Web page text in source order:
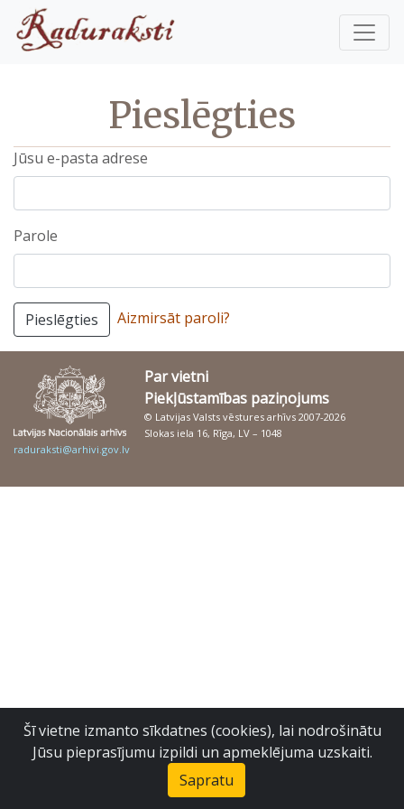
Pieslēgties
Jūsu e-pasta adrese
Parole
Pieslēgties Aizmirsāt paroli?
Par vietni
Piekļūstamības paziņojums
© Latvijas Valsts vēstures arhīvs 2007-2026
Slokas iela 16, Rīga, LV – 1048
raduraksti@arhivi.gov.lv
Šī vietne izmanto sīkdatnes (cookies), lai nodrošinātu
Jūsu pieprasījumu izpildi un apmeklējuma uzskaiti.
Sapratu